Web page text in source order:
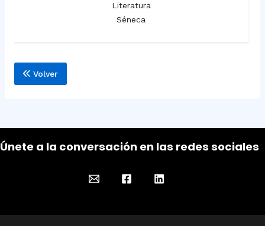
Literatura
Séneca
Volver
Únete a la conversación en las redes sociales